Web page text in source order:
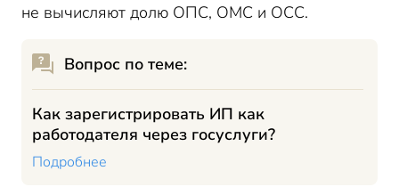
не вычисляют долю ОПС, ОМС и ОСС.
Вопрос по теме:
Как зарегистрировать ИП как
работодателя через госуслуги?
Подробнее